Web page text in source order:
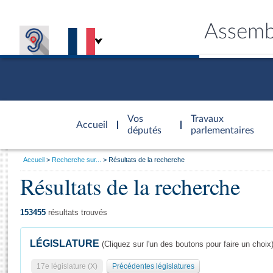
Accueil
d'accueil
Vos
députés
Travaux
parlementaires
Général
Vous
Accueil Recherche sur... Résultats de la recherche
Résultats de la recherche
153455 résultats trouvés
LÉGISLATURE (Cliquez sur l'un des boutons pour faire un choix)
17e législature (X) Précédentes législatures